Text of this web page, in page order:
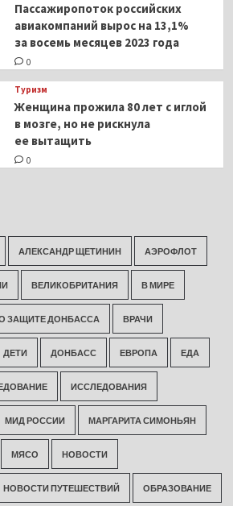
Пассажиропоток российских
авиакомпаний вырос на 13,1%
за восемь месяцев 2023 года
0
Туризм
Женщина прожила 80 лет с иглой
в мозге, но не рискнула
ее вытащить
0
АЛЕКСАНДР ЩЕТИНИН АЭРОФЛОТ
ВЕЛИКОБРИТАНИЯ В МИРЕ
ЗАЩИТЕ ДОНБАССА ВРАЧИ
ДЕТИ ДОНБАСС ЕВРОПА ЕДА
ИССЛЕДОВАНИЯ
МИД РОССИИ МАРГАРИТА СИМОНЬЯН
МЯСО НОВОСТИ
НОВОСТИ ПУТЕШЕСТВИЙ ОБРАЗОВАНИЕ